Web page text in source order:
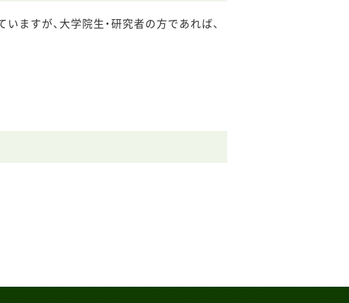
ますが、大学院生・研究者の方であれば、